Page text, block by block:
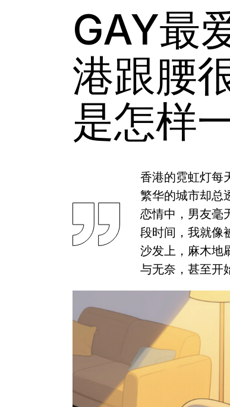
GAY最
港跟腰
是怎样
香港的霓虹灯每
繁华的城市却总
恋情中，男友毫
段时间，我就像
沙发上，麻木地
与无奈，甚至开